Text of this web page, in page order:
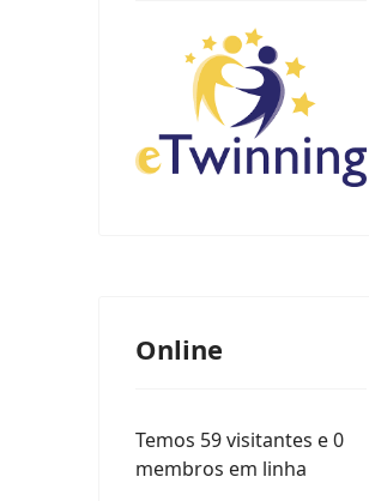
Online
Temos 59 visitantes e 0
membros em linha